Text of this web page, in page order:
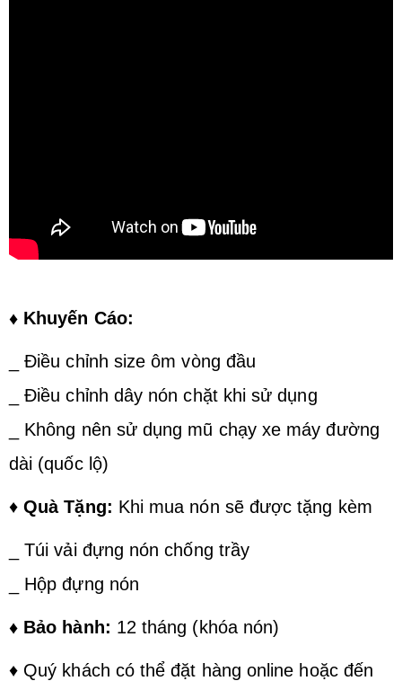
♦ Khuyến Cáo:
_ Điều chỉnh size ôm vòng đầu
_ Điều chỉnh dây nón chặt khi sử dụng
_ Không nên sử dụng mũ chạy xe máy đường
dài (quốc lộ)
♦Quà Tặng: Khi mua nón sẽ được tặng kèm
_ Túi vải đựng nón chống trầy
_ Hộp đựng nón
♦ Bảo hành: 12 tháng (khóa nón)
♦ Quý khách có thể đặt hàng online hoặc đến